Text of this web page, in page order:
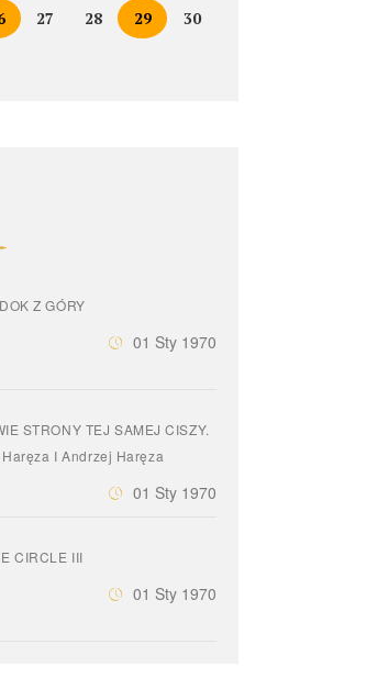
27 28 29
30
Z GÓRY
01 Sty 1970
STRONY TEJ SAMEJ CISZY.
Haręza I Andrzej Haręza
01 Sty 1970
CIRCLE III
01 Sty 1970